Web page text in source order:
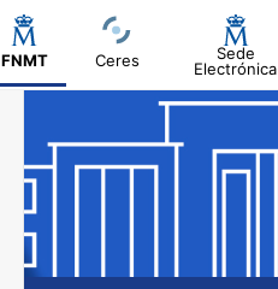
FNMT Ceres
Sede
Electrónica
Mostrar/Ocultar